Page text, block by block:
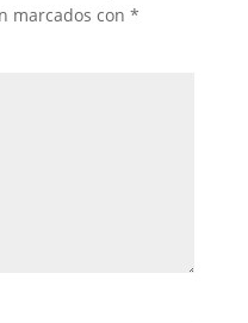
marcados con *